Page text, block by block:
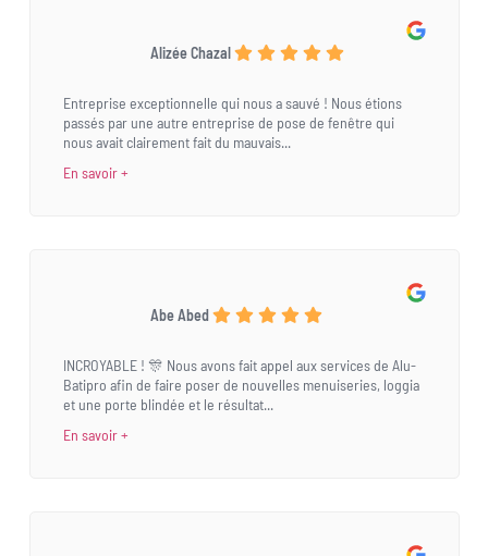
Alizée Chazal
Entreprise exceptionnelle qui nous a sauvé ! Nous étions
passés par une autre entreprise de pose de fenêtre qui
nous avait clairement fait du mauvais...
En savoir +
Abe Abed
INCROYABLE ! 🎊 Nous avons fait appel aux services de Alu-
Batipro afin de faire poser de nouvelles menuiseries, loggia
et une porte blindée et le résultat...
En savoir +